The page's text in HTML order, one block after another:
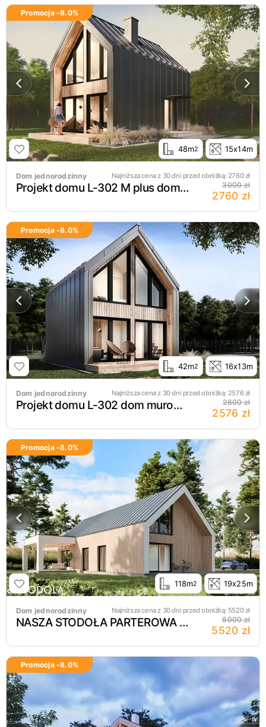
Promocja -8.0%
48m2 15x14m
Dom jednorodzinny Najniższa cena z 30 dni przed obniżką: 2760zł
Projekt domu L-302 M plus dom murowany na wąską działkę 3000 zł
2760 zł
Promocja -8.0%
42m2 16x13m
Dom jednorodzinny Najniższa cena z 30 dni przed obniżką: 2576zł
Projekt domu L-302 dom murowany 2800 zł
2576 zł
Promocja -8.0%
118m2 19x25m
Dom jednorodzinny Najniższa cena z 30 dni przed obniżką: 5520zł
NASZA STODOŁA PARTEROWA bez garażu 117,9m2 6000 zł
5520 zł
Promocja -8.0%